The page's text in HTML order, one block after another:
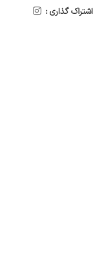
اشتراک گذاری :